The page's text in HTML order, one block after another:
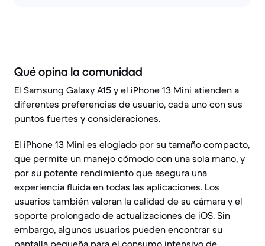
Qué opina la comunidad
El Samsung Galaxy A15 y el iPhone 13 Mini atienden a
diferentes preferencias de usuario, cada uno con sus
puntos fuertes y consideraciones.
El iPhone 13 Mini es elogiado por su tamaño compacto,
que permite un manejo cómodo con una sola mano, y
por su potente rendimiento que asegura una
experiencia fluida en todas las aplicaciones. Los
usuarios también valoran la calidad de su cámara y el
soporte prolongado de actualizaciones de iOS. Sin
embargo, algunos usuarios pueden encontrar su
pantalla pequeña para el consumo intensivo de